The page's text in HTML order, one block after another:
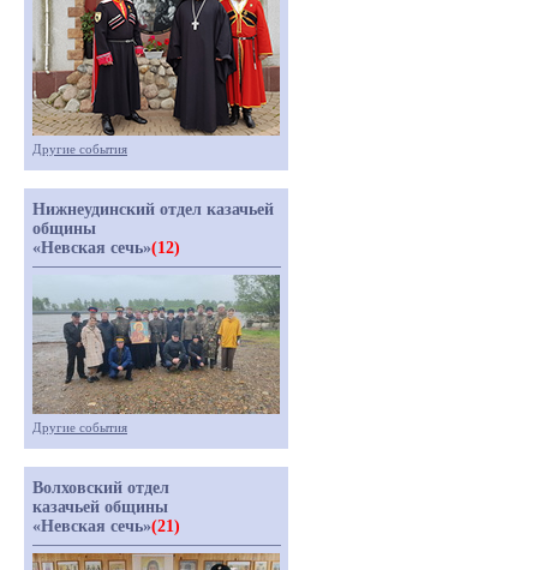
Другие события
Нижнеудинский отдел казачьей
общины
«Невская сечь»(12)
Другие события
Волховский отдел
казачьей общины
«Невская сечь»(21)